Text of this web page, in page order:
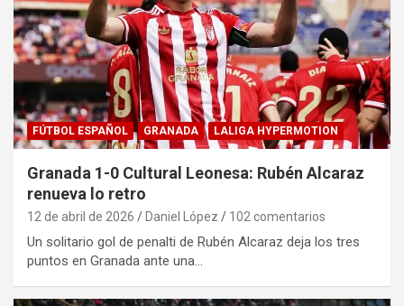
FÚTBOL ESPAÑOL GRANADA LALIGA HYPERMOTION
Granada 1-0 Cultural Leonesa: Rubén Alcaraz
renueva lo retro
12 de abril de 2026 Daniel López 102 comentarios
Un solitario gol de penalti de Rubén Alcaraz deja los tres
puntos en Granada ante una…